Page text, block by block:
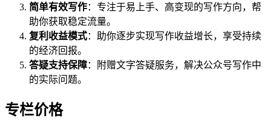
简单有效写作：专注于易上手、高变现的写作方向，帮
助你获取稳定流量。
复利收益模式：助你逐步实现写作收益增长，享受持续
的经济回报。
答疑支持保障：附赠文字答疑服务，解决公众号写作中
的实际问题。
专栏价格